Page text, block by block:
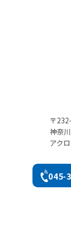
〒
神奈
アク
045-